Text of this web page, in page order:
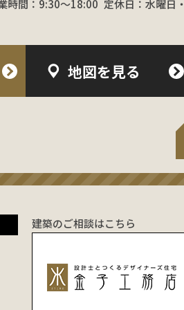
時間：9:30〜18:00 定休日：水曜日・
地図を見る
建築のご相談はこちら